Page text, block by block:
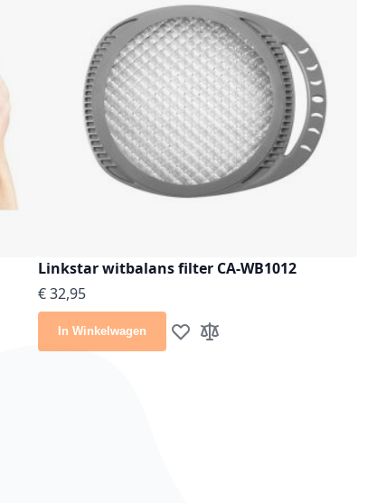
Linkstar witbalans filter CA-WB1012
€ 32,95
In Winkelwagen Voeg toe aan verlanglijst
Toevoegen om te